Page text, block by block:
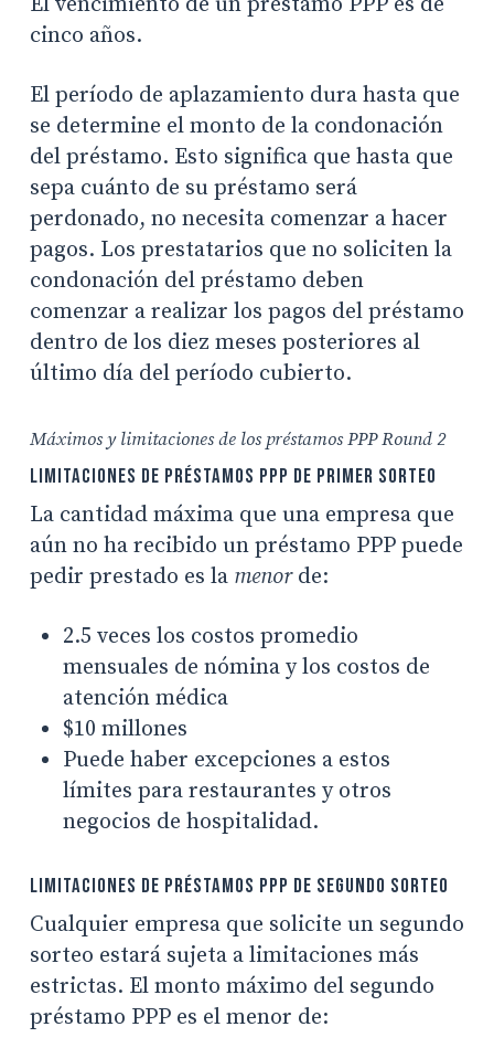
cinco años.
El período de aplazamiento dura hasta que
se determine el monto de la condonación
del préstamo. Esto significa que hasta que
sepa cuánto de su préstamo será
perdonado, no necesita comenzar a hacer
pagos. Los prestatarios que no soliciten la
condonación del préstamo deben
comenzar a realizar los pagos del préstamo
dentro de los diez meses posteriores al
último día del período cubierto.
Máximos y limitaciones de los préstamos PPP Round 2
Limitaciones de préstamos PPP de primer sorteo
La cantidad máxima que una empresa que
aún no ha recibido un préstamo PPP puede
pedir prestado es la menorde:
2.5 veces los costos promedio
mensuales de nómina y los costos de
atención médica
$10 millones
Puede haber excepciones a estos
límites para restaurantes y otros
negocios de hospitalidad.
Limitaciones de préstamos PPP de segundo sorteo
Cualquier empresa que solicite un segundo
sorteo estará sujeta a limitaciones más
estrictas. El monto máximo del segundo
préstamo PPP es el menor de: